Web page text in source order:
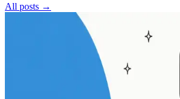
All posts →